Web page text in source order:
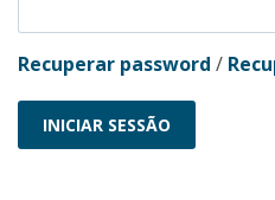
Recuperar password /
INICIAR SESSÃO